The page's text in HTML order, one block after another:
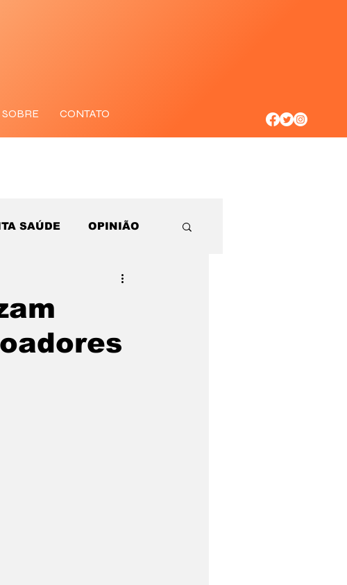
SOBRE CONTATO
SAÚDE OPINIÃO